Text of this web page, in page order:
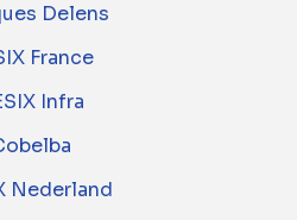
Delens
France
Infra
Nederland